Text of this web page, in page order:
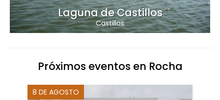
Laguna de Castillos
Castillos
Próximos eventos en Rocha
8 DE AGOSTO